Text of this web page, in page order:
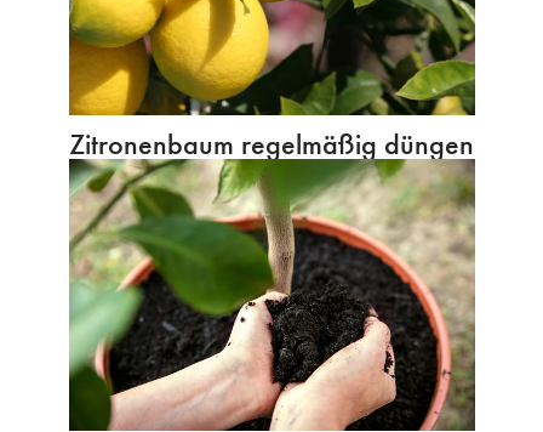
Zitronenbaum regelmäßig düngen